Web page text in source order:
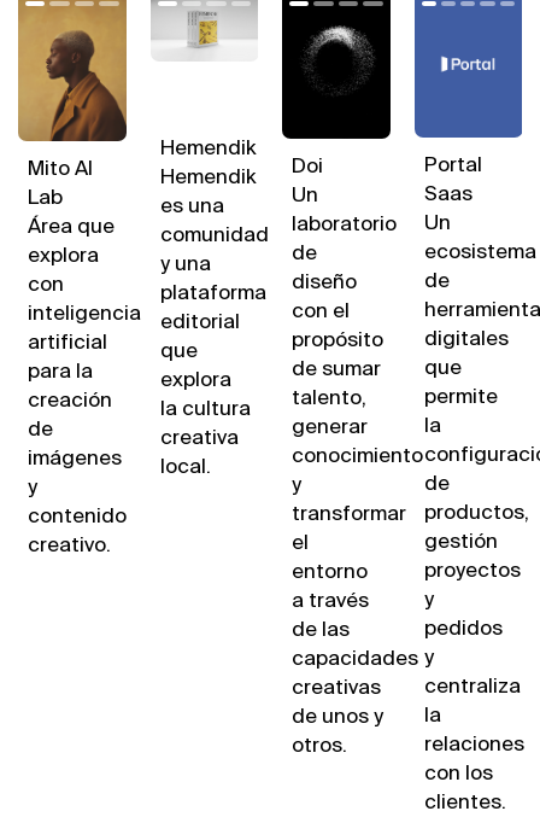
Mito AI
Lab
Área que
explora
con
inteligencia
artificial
para la
creación
de
imágenes
y
contenido
creativo.
Hemendik
Hemendik
es una
comunidad
y una
plataforma
editorial
que
explora
la cultura
creativa
local.
Doi
Un
laboratorio
de
diseño
con el
propósito
de sumar
talento,
generar
conocimiento
y
transformar
el
entorno
a través
de las
capacidades
creativas
de unos y
otros.
Portal
Saas
Un
ecosistema
de
digitales
que
permite
la
de
productos,
gestión
proyectos
y
pedidos
y
centraliza
la
relaciones
con los
clientes.